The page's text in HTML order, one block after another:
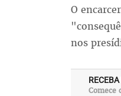
O
nos
Comece